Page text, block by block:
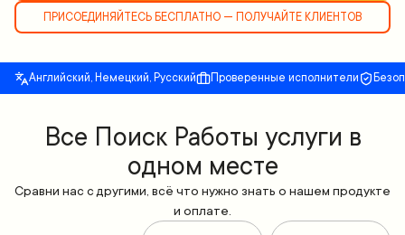
ПРИСОЕДИНЯЙТЕСЬ БЕСПЛАТНО — ПОЛУЧАЙТЕ КЛИЕНТОВ
Английский, Немецкий, Русский Проверенные исполнители
Все Поиск Работы услуги в
одном месте
Сравни нас с другими, всё что нужно знать о нашем продукте
и оплате.